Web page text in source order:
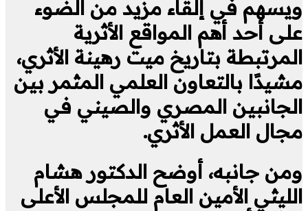
ويسهم في إلقاء مزيد من الضوء
على أحد أهم المواقع الأثرية
المرتبطة بتاريخ ميت رهينة الأثري،
مشيدًا بالتعاون العلمي المثمر بين
الجانبين المصري والصيني في
مجال العمل الأثري.
ومن جانبه، أوضح الدكتور هشام
الليثي الأمين العام للمجلس الأعلى